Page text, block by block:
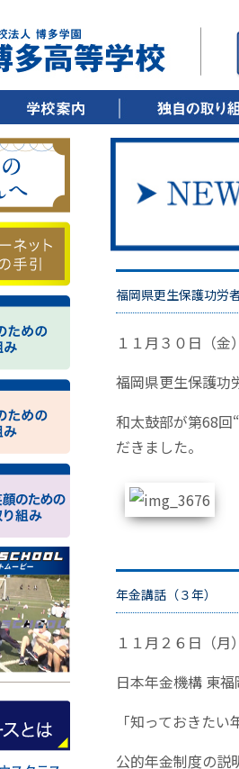
▶ ごあいさつ
▶ 教育方針
▶ 沿革
▶ キャンパスツアー
▶ 施設紹介
▶ 制服紹介
▶ デジタルパンフレット
▶ 校歌ダウンロード ▶ 3年間の笑顔のた
▶ 3年後の笑顔のた
▶ 30歳時の笑顔のた
福岡県更生保護功労
１１月３０日（金
福岡県更生保護功
和太鼓部が第68回
だきました。
年金講話（３年）
１１月２６日（月
日本年金機構 東
「知っておきた
公的年金制度の説